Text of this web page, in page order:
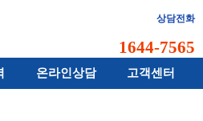
상담전화
1644-7565
온라인상담 고객센터